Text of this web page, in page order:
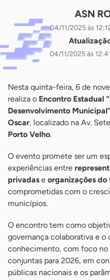
ASN
04/11/2025 às
04/11/2025 às
Nesta quinta-feira, 6 de
realiza o Encontro Estadual
Desenvolvimento
Oscar, localizado na Av.
Porto Velho.
O evento promete ser um
experiências entre
privadas e organizações
comprometidas com o
municípios.
O encontro tem como
governança colaborativa e
conhecimento, com foco no
conjuntas para 2026, em
públicas nacionais e os